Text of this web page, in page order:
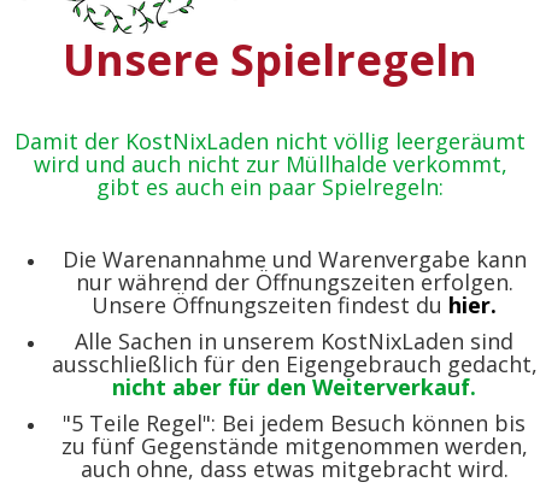
Unsere Spielregeln
Damit der KostNixLaden nicht völlig leergeräumt
wird und auch nicht zur Müllhalde verkommt,
gibt es auch ein paar Spielregeln:
Die Warenannahme und Warenvergabe kann
nur während der Öffnungszeiten erfolgen.
Unsere Öffnungszeiten findest du hier.
Alle Sachen in unserem KostNixLaden sind
ausschließlich für den Eigengebrauch gedacht,
nicht aber für den Weiterverkauf.
"5 Teile Regel": Bei jedem Besuch können bis
zu fünf Gegenstände mitgenommen werden,
auch ohne, dass etwas mitgebracht wird.